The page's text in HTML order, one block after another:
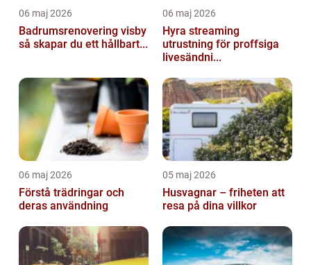
06 maj 2026
Badrumsrenovering visby
så skapar du ett hållbart...
06 maj 2026
Hyra streaming
utrustning för proffsiga
livesändni...
06 maj 2026
Förstå trädringar och
deras användning
05 maj 2026
Husvagnar – friheten att
resa på dina villkor